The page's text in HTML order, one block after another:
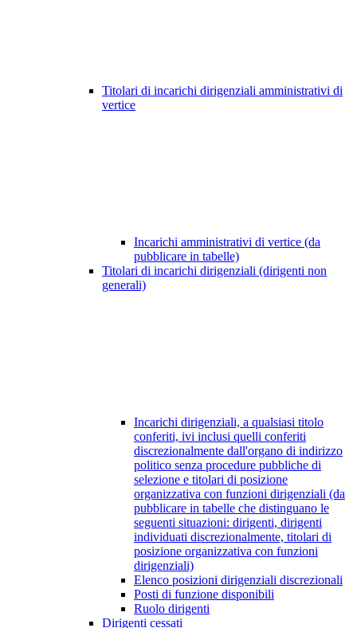
Titolari di incarichi dirigenziali amministrativi di
vertice
Incarichi amministrativi di vertice (da
pubblicare in tabelle)
Titolari di incarichi dirigenziali (dirigenti non
generali)
Incarichi dirigenziali, a qualsiasi titolo
conferiti, ivi inclusi quelli conferiti
discrezionalmente dall'organo di indirizzo
politico senza procedure pubbliche di
selezione e titolari di posizione
organizzativa con funzioni dirigenziali (da
pubblicare in tabelle che distinguano le
seguenti situazioni: dirigenti, dirigenti
individuati discrezionalmente, titolari di
posizione organizzativa con funzioni
dirigenziali)
Elenco posizioni dirigenziali discrezionali
Posti di funzione disponibili
Ruolo dirigenti
Dirigenti cessati